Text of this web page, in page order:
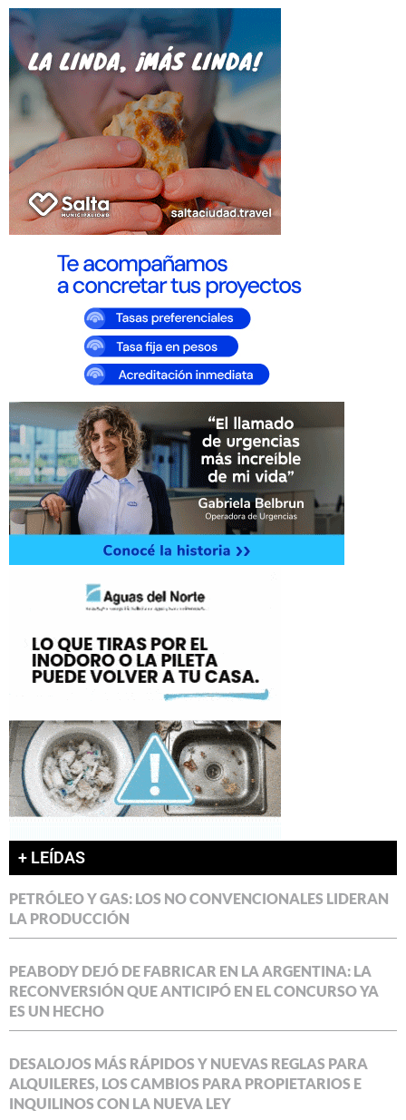
+ LEÍDAS
PETRÓLEO Y GAS: LOS NO CONVENCIONALES LIDERAN
LA PRODUCCIÓN
PEABODY DEJÓ DE FABRICAR EN LA ARGENTINA: LA
RECONVERSIÓN QUE ANTICIPÓ EN EL CONCURSO YA
ES UN HECHO
DESALOJOS MÁS RÁPIDOS Y NUEVAS REGLAS PARA
ALQUILERES, LOS CAMBIOS PARA PROPIETARIOS E
INQUILINOS CON LA NUEVA LEY